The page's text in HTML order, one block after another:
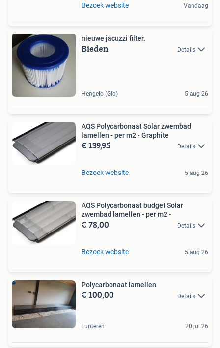
Bezoek website Vandaag
nieuwe jacuzzi filter.
Bieden Details
Hengelo (Gld) 5 aug 26
AQS Polycarbonaat Solar zwembad
lamellen - per m2 - Graphite
€ 139,95 Details
Bezoek website 5 aug 26
AQS Polycarbonaat budget Solar
zwembad lamellen - per m2 -
€ 78,00 Details
Bezoek website 5 aug 26
Polycarbonaat lamellen
€ 100,00 Details
Lunteren 20 jul 26